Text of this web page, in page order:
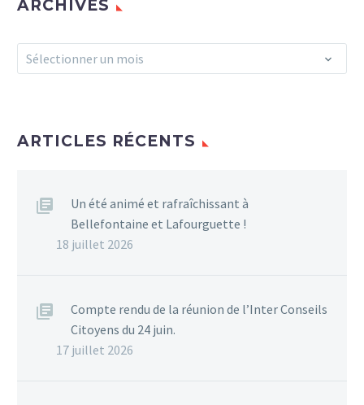
ARCHIVES
Archives
Sélectionner un mois
ARTICLES RÉCENTS
Un été animé et rafraîchissant à
Bellefontaine et Lafourguette !
18 juillet 2026
Compte rendu de la réunion de l’Inter Conseils
Citoyens du 24 juin.
17 juillet 2026